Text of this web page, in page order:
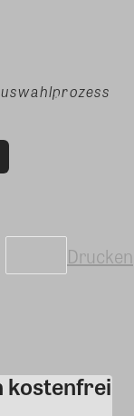
Drucken
kostenfrei